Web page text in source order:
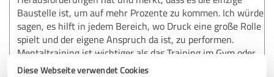
Diese Webseite verwendet Cookies
Baustelle ist, um auf mehr Prozente zu kommen. Ich würde
sagen, es hilft in jedem Bereich, wo Druck eine große Rolle
spielt und der eigene Anspruch da ist, zu performen.
Mentaltraining ist wichtiger als das Training im Gym oder
auf Dem Platz, weil wenn der Kopf nicht frei ist, dann wirst